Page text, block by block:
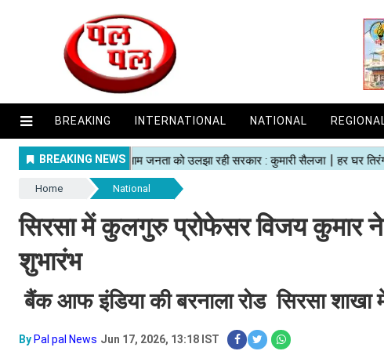
BREAKING INTERNATIONAL NATIONAL
Home National
सिरसा में कुलगुरु प्रोफेसर विजय कुमार
शुभारंभ
बैंक आफ इंडिया की बरनाला रोड सिरसा
By Pal pal News Jun 17, 2026, 13:18 IST